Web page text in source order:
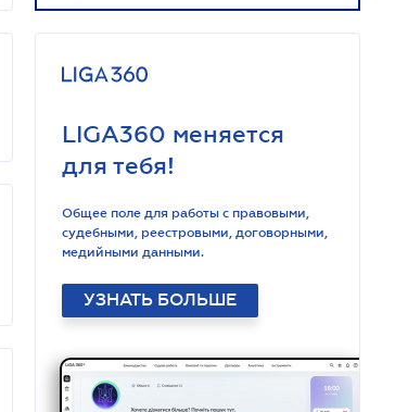
LIGA360 меняется
для тебя!
Общее поле для работы с правовыми,
судебными, реестровыми, договорными,
медийными данными.
УЗНАТЬ БОЛЬШЕ